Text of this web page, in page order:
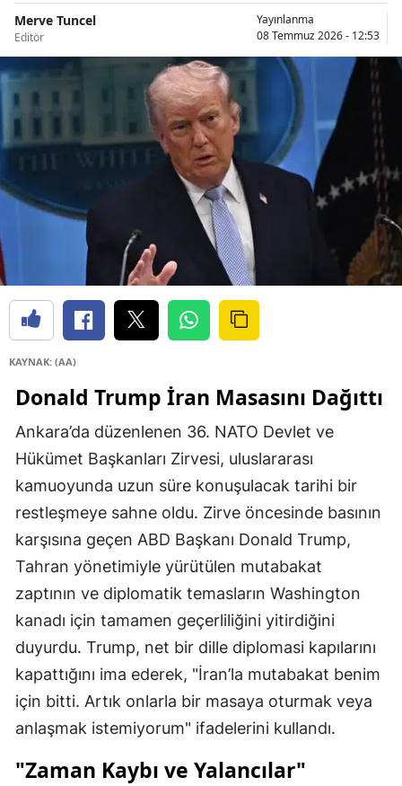
Merve Tuncel
Editör
Yayınlanma
08 Temmuz 2026 - 12:53
KAYNAK: (AA)
Donald Trump İran Masasını Dağıttı
Ankara’da düzenlenen 36. NATO Devlet ve
Hükümet Başkanları Zirvesi, uluslararası
kamuoyunda uzun süre konuşulacak tarihi bir
restleşmeye sahne oldu. Zirve öncesinde basının
karşısına geçen ABD Başkanı Donald Trump,
Tahran yönetimiyle yürütülen mutabakat
zaptının ve diplomatik temasların Washington
kanadı için tamamen geçerliliğini yitirdiğini
duyurdu. Trump, net bir dille diplomasi kapılarını
kapattığını ima ederek, "İran’la mutabakat benim
için bitti. Artık onlarla bir masaya oturmak veya
anlaşmak istemiyorum" ifadelerini kullandı.
"Zaman Kaybı ve Yalancılar"